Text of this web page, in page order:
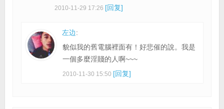
2010-11-29 17:26 [回复]
左边:
貌似我的舊電腦裡面有！好悲催的說。我是
一個多麼淫賤的人啊~~~
2010-11-30 15:50 [回复]